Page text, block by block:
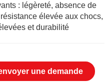
: légèreté, absence de
élevée aux chocs,
et durabilité
une demande